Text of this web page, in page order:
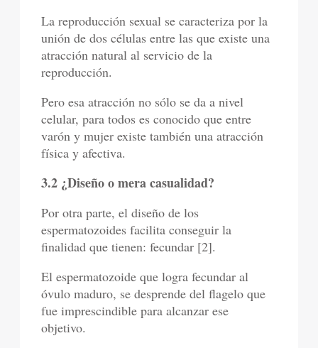
La reproducción sexual se caracteriza por la
unión de dos células entre las que existe una
atracción natural al servicio de la
reproducción.
Pero esa atracción no sólo se da a nivel
celular, para todos es conocido que entre
varón y mujer existe también una atracción
física y afectiva.
3.2 ¿Diseño o mera casualidad?
Por otra parte, el diseño de los
espermatozoides facilita conseguir la
finalidad que tienen: fecundar [2].
El espermatozoide que logra fecundar al
óvulo maduro, se desprende del flagelo que
fue imprescindible para alcanzar ese
objetivo.